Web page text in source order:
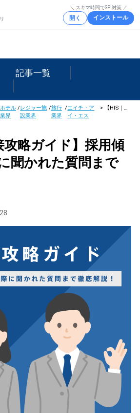
＼ スキマ時間でSPI対策 ／
開く インストール
記事一覧
ホテル
業界
/レジャー施
設業界
/旅行
業界
/エイチ・ア
イ・エス
> 【HIS｜面接攻略ガイド】採用傾向から実際に聞かれた質問まで徹底解説！
攻略ガイド】採用傾
聞かれた質問まで